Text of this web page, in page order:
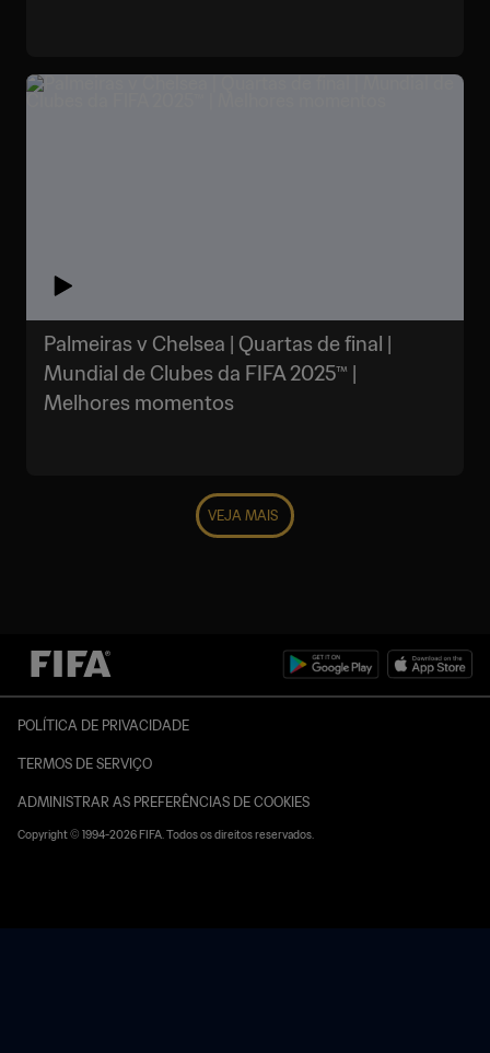
Palmeiras v Chelsea | Quartas de final |
Mundial de Clubes da FIFA 2025™ |
Melhores momentos
VEJA MAIS
POLÍTICA DE PRIVACIDADE
TERMOS DE SERVIÇO
ADMINISTRAR AS PREFERÊNCIAS DE COOKIES
Copyright © 1994-2026 FIFA. Todos os direitos reservados.